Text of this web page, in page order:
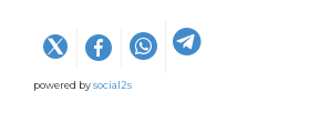
powered bysocial2s